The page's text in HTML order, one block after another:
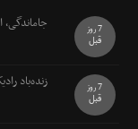
7 روز
قبل
زنده‌باد
7 روز
قبل